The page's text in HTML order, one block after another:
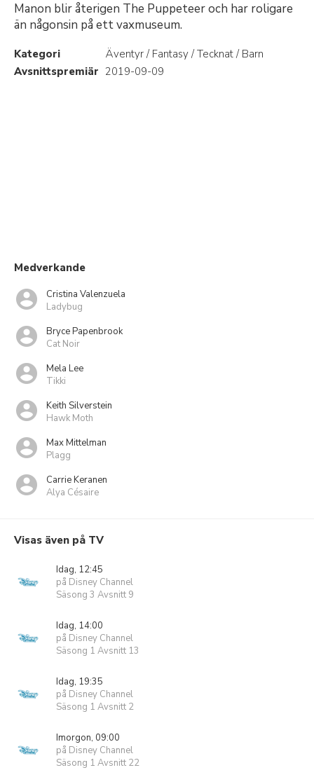
Manon blir återigen The Puppeteer och har roligare
än någonsin på ett vaxmuseum.
Kategori
Äventyr / Fantasy / Tecknat / Barn
Avsnittspremiär 2019-09-09
Medverkande
Cristina Valenzuela
Ladybug
Bryce Papenbrook
Cat Noir
Mela Lee
Tikki
Keith Silverstein
Hawk Moth
Max Mittelman
Plagg
Carrie Keranen
Alya Césaire
Visas även på TV
Idag, 12:45
på Disney Channel
Säsong 3 Avsnitt 9
Idag, 14:00
på Disney Channel
Säsong 1 Avsnitt 13
Idag, 19:35
på Disney Channel
Säsong 1 Avsnitt 2
Imorgon, 09:00
på Disney Channel
Säsong 1 Avsnitt 22